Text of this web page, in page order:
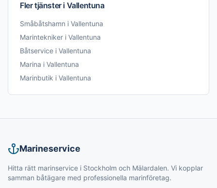
Fler tjänster i Vallentuna
Småbåtshamn i Vallentuna
Marintekniker i Vallentuna
Båtservice i Vallentuna
Marina i Vallentuna
Marinbutik i Vallentuna
Marineservice
Hitta rätt marinservice i Stockholm och Mälardalen. Vi kopplar
samman båtägare med professionella marinföretag.